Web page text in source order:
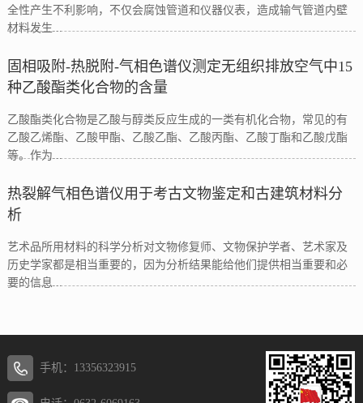
全性产生不利影响，不仅会腐蚀管道和仪器仪表，造成输气管道内壁
材料发生...
固相吸附-热脱附-气相色谱仪测定无组织排放空气中15
种乙酸酯类化合物的含量
乙酸酯类化合物是乙酸与醇类反应生成的一类有机化合物，常见的有
乙酸乙烯酯、乙酸甲酯、乙酸乙酯、乙酸丙酯、乙酸丁酯和乙酸戊酯
等。作为...
热裂解气相色谱仪用于考古文物鉴定和古建筑材料分
析
艺术品所用材料的科学分析对文物修复师、文物保护学者、艺术家及
历史学家都是相当重要的，因为分析结果能给他们提供相当重要和必
要的信息...
手机：13356323915